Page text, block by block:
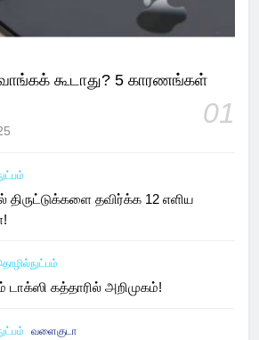
கூடாது? 5 காரணங்கள்
01
திருட்டுக்களை தவிர்க்க 12 எளிய
டாக்ஸி கத்தாரில் அறிமுகம்!
வளைகுடா